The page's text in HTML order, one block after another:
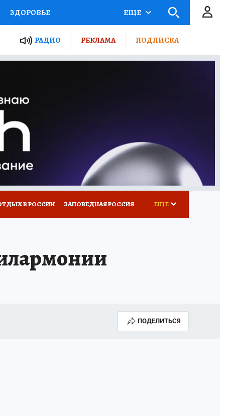
ЗДОРОВЬЕ
ПРОЕКТЫ РОССИИ
ПУТЕВОДИТЕЛЬ
ПОТРЕБИТЕЛЯ
ЕЩЕ
РАДИО РЕКЛАМА ПОДПИСКА
В РОССИИ ЗАПОВЕДНАЯ РОССИЯ ЕЩЕ
ПОДЕЛИТЬСЯ